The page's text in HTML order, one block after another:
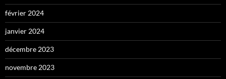
février 2024
janvier 2024
décembre 2023
novembre 2023